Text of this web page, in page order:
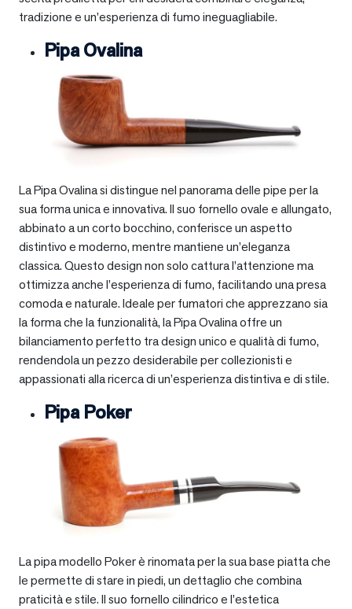
tradizione e un’esperienza di fumo ineguagliabile.
Pipa Ovalina
La Pipa Ovalina si distingue nel panorama delle pipe per la
sua forma unica e innovativa. Il suo fornello ovale e allungato,
abbinato a un corto bocchino, conferisce un aspetto
distintivo e moderno, mentre mantiene un’eleganza
classica. Questo design non solo cattura l’attenzione ma
ottimizza anche l’esperienza di fumo, facilitando una presa
comoda e naturale. Ideale per fumatori che apprezzano sia
la forma che la funzionalità, la Pipa Ovalina offre un
bilanciamento perfetto tra design unico e qualità di fumo,
rendendola un pezzo desiderabile per collezionisti e
appassionati alla ricerca di un’esperienza distintiva e di stile.
Pipa Poker
La pipa modello Poker è rinomata per la sua base piatta che
le permette di stare in piedi, un dettaglio che combina
praticità e stile. Il suo fornello cilindrico e l’estetica